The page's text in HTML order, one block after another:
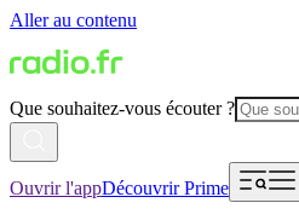
Aller au contenu
Que souhaitez-vous écouter ?
Ouvrir l'appDécouvrir Prime